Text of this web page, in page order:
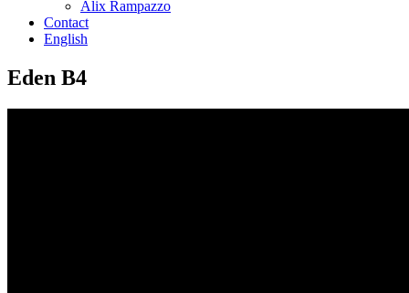
Alix Rampazzo
Contact
English
Eden B4